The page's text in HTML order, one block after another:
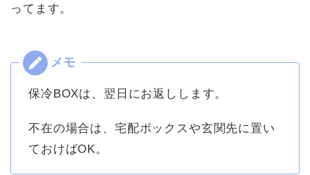
ってます。
保冷BOXは、翌日にお返しします。
不在の場合は、宅配ボックスや玄関先に置い
ておけばOK。